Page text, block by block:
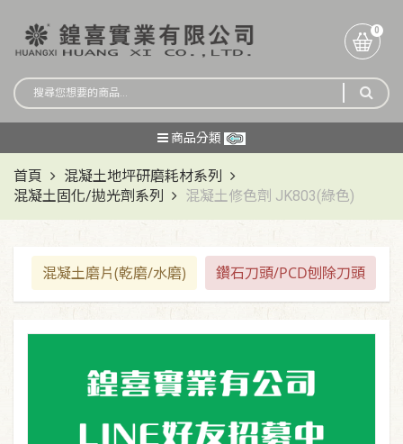
0
商品分類
首頁
混凝土地坪研磨耗材系列
混凝土固化/拋光劑系列
混凝土修色劑 JK803(綠色)
混凝土磨片(乾磨/水磨) 鑽石刀頭/PCD刨除刀頭